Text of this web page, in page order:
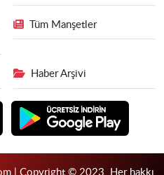
Tüm Manşetler
Haber Arşivi
| Copyright © 2023. Her hakkı